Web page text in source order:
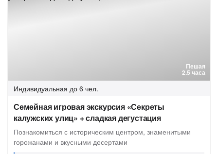
Пешая
2.5 часа
Индивидуальная до 6 чел.
Семейная игровая экскурсия «Секреты
калужских улиц» + сладкая дегустация
Познакомиться с историческим центром, знаменитыми
горожанами и вкусными десертами